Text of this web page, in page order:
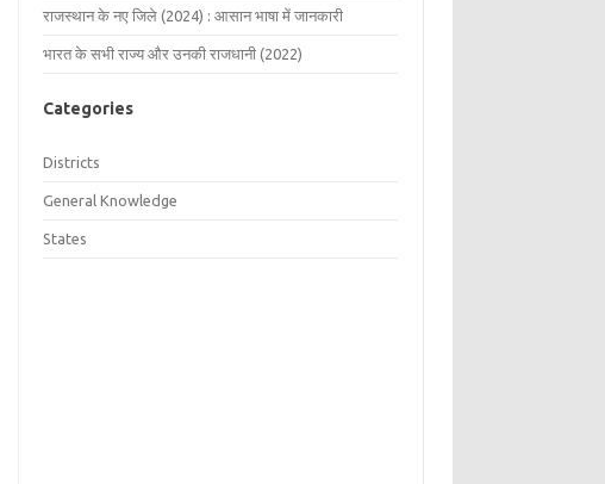
राजस्थान के नए जिले (2024) : आसान भाषा में जानकारी
भारत के सभी राज्य और उनकी राजधानी (2022)
Categories
Districts
General Knowledge
States